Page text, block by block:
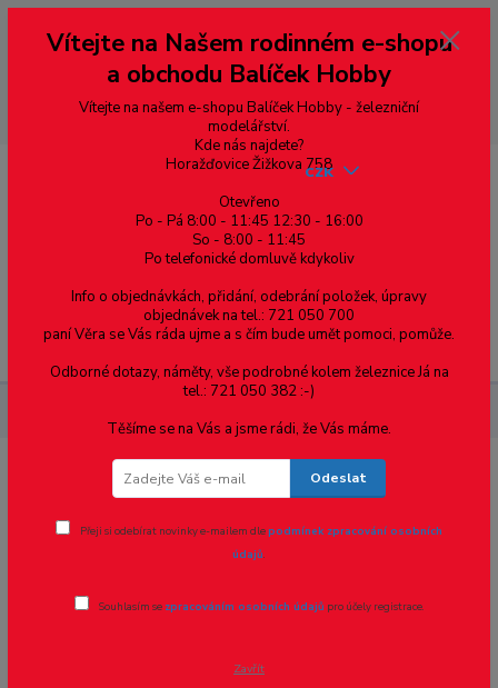
--- pro zákazníky ze Slovenska a jiných zemí, pokud chcete platit v eurech
přepněte si e-shop na euro 💶 pro přepočet měny - pravý horní roh ---
dobírky – pokud si z nějakého důvodu zásilku nevyzvednete, bude po
domluvě zaslána znovu s opětovnou platbou za poštovné, v opačném
případě bude zrušena a účet přidán na blacklist a rušeny následující
objednávky.
Menu
CZK
Krystal 8MHz
Novinka Akce
Vítejte na Našem rodinném e-shopu
a obchodu Balíček Hobby
Vítejte na našem e-shopu Balíček Hobby - železniční
modelářství.
Kde nás najdete?
Horažďovice Žižkova 758
Otevřeno
Po - Pá 8:00 - 11:45 12:30 - 16:00
So - 8:00 - 11:45
Po telefonické domluvě kdykoliv
Info o objednávkách, přidání, odebrání položek, úpravy
objednávek na tel.: 721 050 700
paní Věra se Vás ráda ujme a s čím bude umět pomoci, pomůže.
Odborné dotazy, náměty, vše podrobné kolem železnice Já na
tel.: 721 050 382 :-)
Těšíme se na Vás a jsme rádi, že Vás máme.
Odeslat
Přeji si odebírat novinky e-mailem dlepodmínek zpracování osobních
údajů.
Souhlasím se zpracováním osobních údajů pro účely registrace.
Zavřít